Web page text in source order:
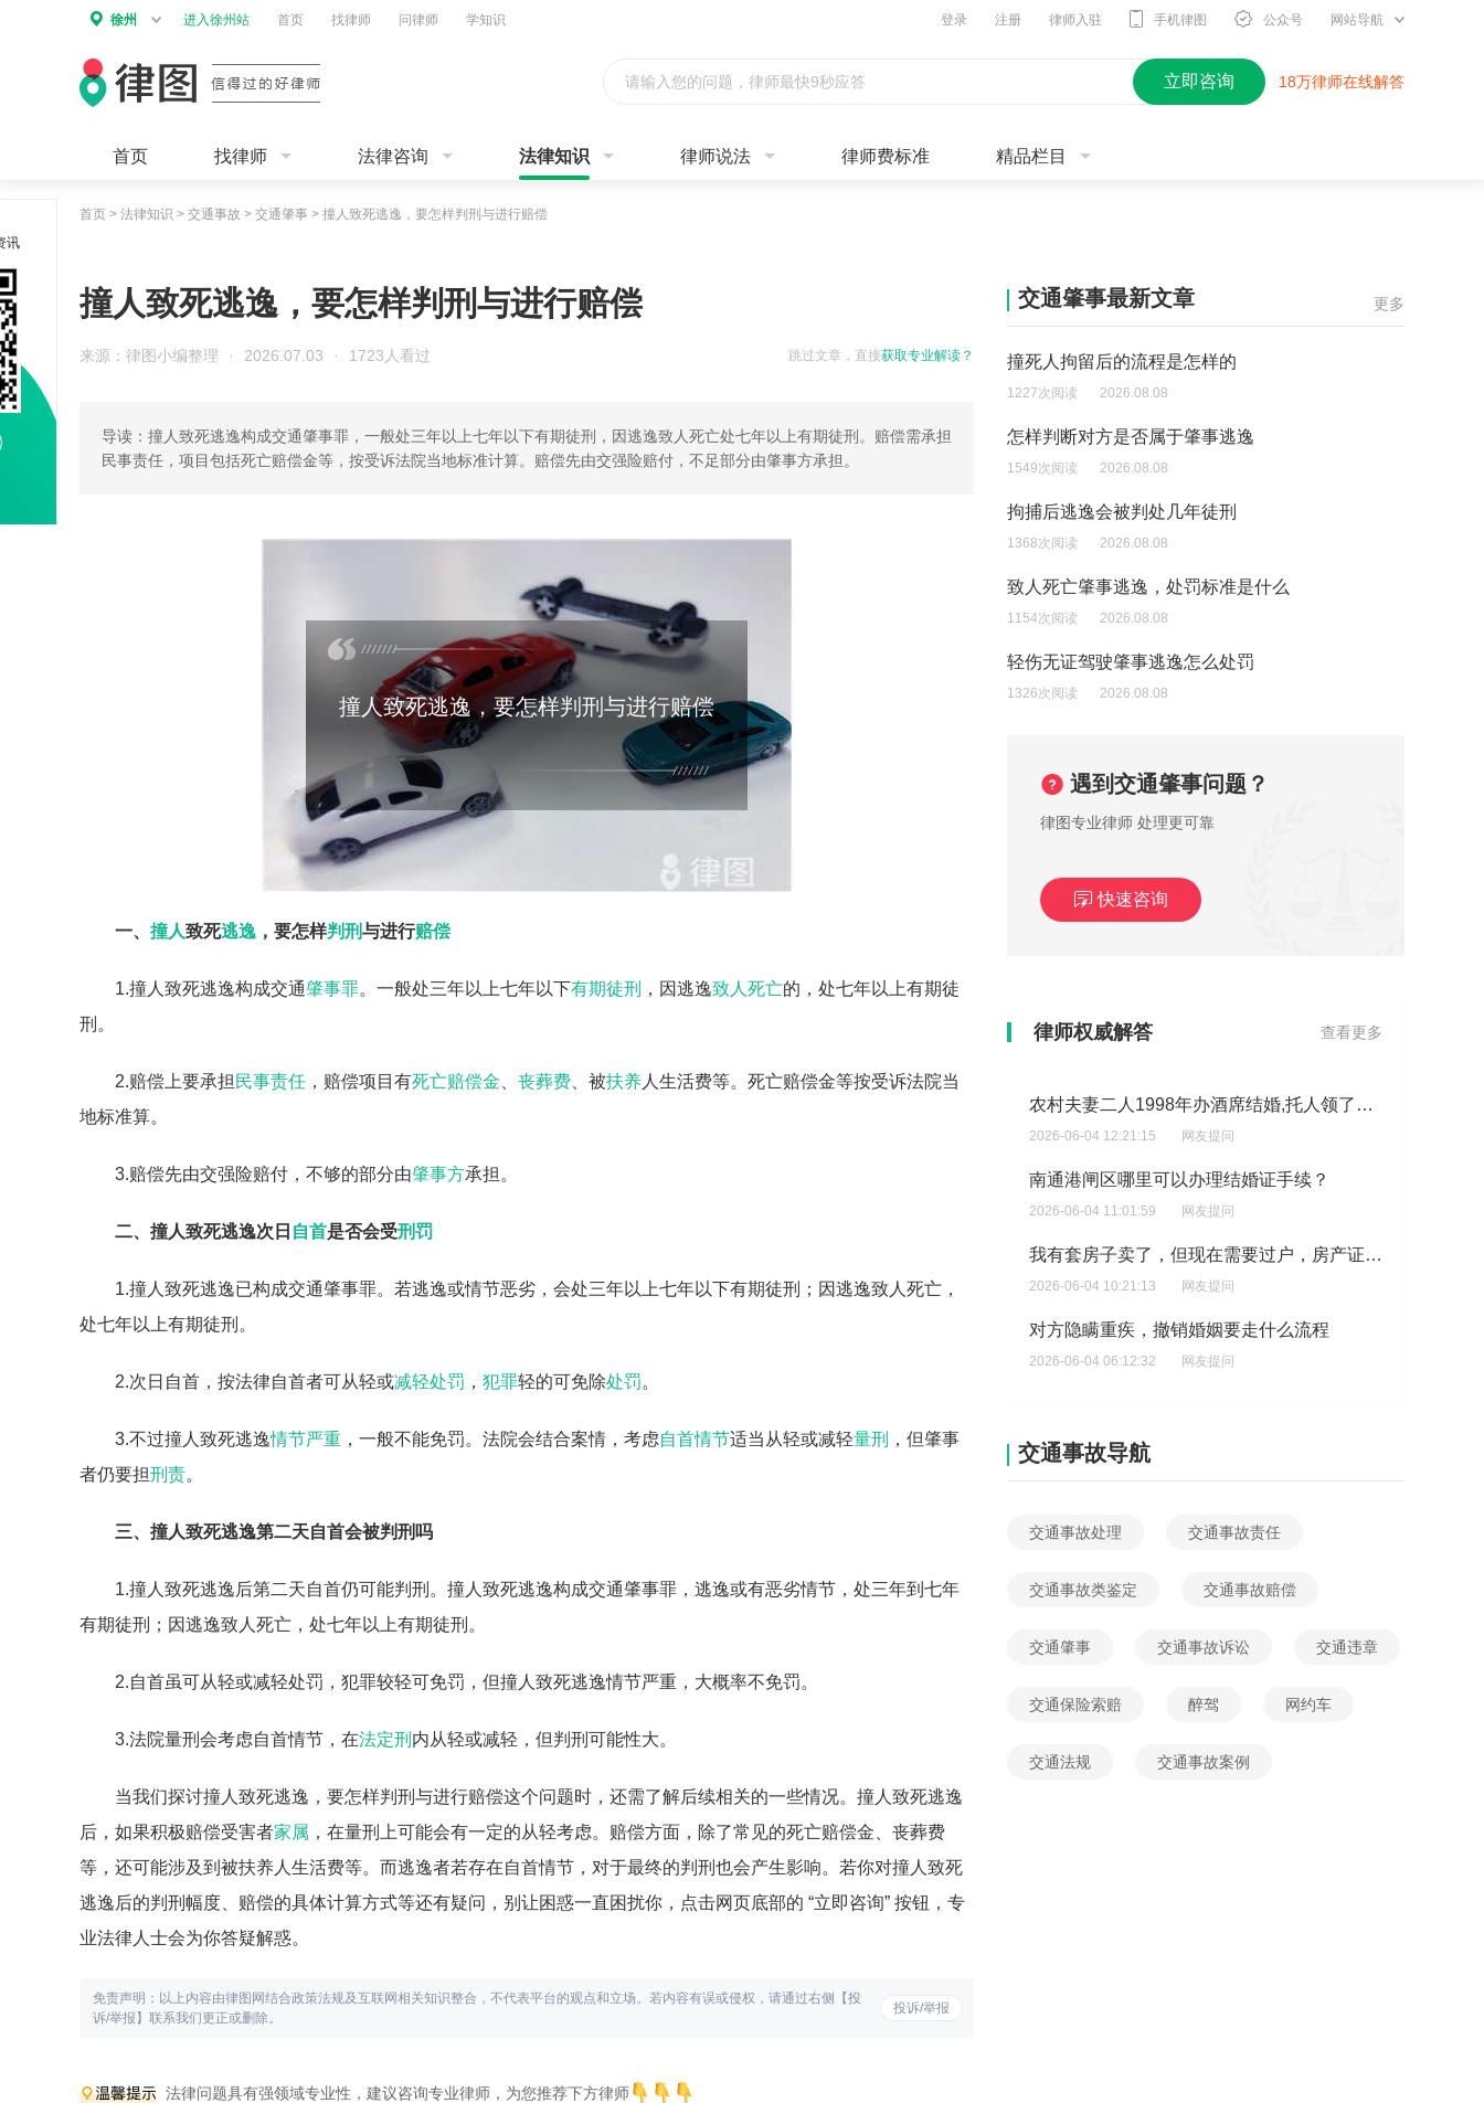
徐州 进入徐州站 首页 找律师 问律师 学知识 登录 注册 律师入驻 手机律图 公众号 网站导航
请输入您的问题，律师最快9秒应答 立即咨询 18万律师在线解答
首页 找律师 法律咨询 法律知识 律师说法 律师费标准 精品栏目
首页 > 法律知识 > 交通事故 > 交通肇事 > 撞人致死逃逸，要怎样判刑与进行赔偿
撞人致死逃逸，要怎样判刑与进行赔偿
跳过文章，直接获取专业解读？
来源：律图小编整理 · 2026.07.03 · 1723人看过
导读：撞人致死逃逸构成交通肇事罪，一般处三年以上七年以下有期徒刑，因逃逸致人死亡处七年以上有期徒刑。赔偿需承担
民事责任，项目包括死亡赔偿金等，按受诉法院当地标准计算。赔偿先由交强险赔付，不足部分由肇事方承担。
撞人致死逃逸，要怎样判刑与进行赔偿
一、 撞人致死逃逸 ，要怎样判刑与进行赔偿
1.撞人致死逃逸构成交通肇事罪。一般处三年以上七年以下有期徒刑 ，因逃逸致人死亡的，处七年以上有期徒
刑。
2.赔偿上要承担 民事责任 ，赔偿项目有死亡赔偿金 丧葬费 、被扶养 人生活费等。死亡赔偿金等按受诉法院当
地标准算。
3.赔偿先由交强险赔付，不够的部分由肇事方承担。
二、撞人致死逃逸次日 自首是否会受刑罚
1.撞人致死逃逸已构成交通肇事罪。若逃逸或情节恶劣，会处三年以上七年以下有期徒刑；因逃逸致人死亡，
处七年以上有期徒刑。
2.次日自首，按法律自首者可从轻或减轻处罚 ， 犯罪轻的可免除处罚。
3.不过撞人致死逃逸情节严重 ，一般不能免罚。法院会结合案情，考虑自首情节适当从轻或减轻量刑
，但肇事
者仍要担刑责。
三、撞人致死逃逸第二天自首会被判刑吗
1.撞人致死逃逸后第二天自首仍可能判刑。撞人致死逃逸构成交通肇事罪，逃逸或有恶劣情节，处三年到七年
有期徒刑；因逃逸致人死亡，处七年以上有期徒刑。
2.自首虽可从轻或减轻处罚，犯罪较轻可免罚，但撞人致死逃逸情节严重，大概率不免罚。
3.法院量刑会考虑自首情节，在法定刑 内从轻或减轻，但判刑可能性大。
当我们探讨撞人致死逃逸，要怎样判刑与进行赔偿这个问题时，还需了解后续相关的一些情况。撞人致死逃逸
后，如果积极赔偿受害者家属 ，在量刑上可能会有一定的从轻考虑。赔偿方面，除了常见的死亡赔偿金、丧葬费
等，还可能涉及到被扶养人生活费等。而逃逸者若存在自首情节，对于最终的判刑也会产生影响。若你对撞人致死
逃逸后的判刑幅度、赔偿的具体计算方式等还有疑问，别让困惑一直困扰你，点击网页底部的 “立即咨询” 按钮，专
业法律人士会为你答疑解惑。
投诉/举报
免责声明：以上内容由律图网结合政策法规及互联网相关知识整合，不代表平台的观点和立场。若内容有误或侵权，请通过右侧【投
诉/举报】联系我们更正或删除。
法律问题具有强领域专业性，建议咨询专业律师，为您推荐下方律师
更多
交通肇事最新文章
撞死人拘留后的流程是怎样的
1227次阅读 2026.08.08
怎样判断对方是否属于肇事逃逸
1549次阅读 2026.08.08
拘捕后逃逸会被判处几年徒刑
1368次阅读 2026.08.08
致人死亡肇事逃逸，处罚标准是什么
1154次阅读 2026.08.08
轻伤无证驾驶肇事逃逸怎么处罚
1326次阅读 2026.08.08
遇到交通肇事问题？
律图专业律师 处理更可靠
快速咨询
律师权威解答 查看更多
一方去世了结婚证丢失了了怎么办?
农村夫妻二人1998年办酒席结婚,托人领了结婚证,但是2022年去离婚的时候说没有结婚档案,于是在2022年7月重新领结婚证?
2026-06-04 12:21:15 网友提问
南通港闸区哪里可以办理结婚证手续？
2026-06-04 11:01:59 网友提问
我有套房子卖了，但现在需要过户，房产证和房贷名字不一样，房贷名字是以我前夫名字，房产证是我名字，?
2026-06-04 10:21:13 网友提问
对方隐瞒重疾，撤销婚姻要走什么流程
2026-06-04 06:12:32 网友提问
婚礼两边办，费用全由男方出吗
2026-06-04 02:13:54 网友提问
男方骗女方没结婚?
交通事故导航
交通事故处理 交通事故责任
交通事故类鉴定 交通事故赔偿
交通肇事 交通事故诉讼 交通违章
交通保险索赔 醉驾 网约车
交通法规 交通事故案例
讯